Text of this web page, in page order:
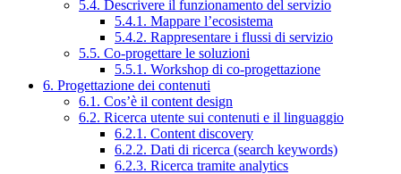
5.4. Descrivere il funzionamento del servizio
5.4.1. Mappare l’ecosistema
5.4.2. Rappresentare i flussi di servizio
5.5. Co-progettare le soluzioni
5.5.1. Workshop di co-progettazione
6. Progettazione dei contenuti
6.1. Cos’è il content design
6.2. Ricerca utente sui contenuti e il linguaggio
6.2.1. Content discovery
6.2.2. Dati di ricerca (search keywords)
6.2.3. Ricerca tramite analytics